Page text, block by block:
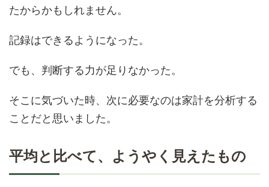
たからかもしれません。
記録はできるようになった。
でも、判断する力が足りなかった。
そこに気づいた時、次に必要なのは家計を分析する
ことだと思いました。
平均と比べて、ようやく見えたもの